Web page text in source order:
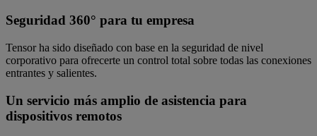
Seguridad 360° para tu empresa
Tensor ha sido diseñado con base en la seguridad de nivel
corporativo para ofrecerte un control total sobre todas las conexiones
entrantes y salientes.
Un servicio más amplio de asistencia para
dispositivos remotos